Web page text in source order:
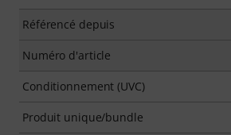
Référencé depuis
Numéro d'article
Conditionnement (UVC)
Produit unique/bundle